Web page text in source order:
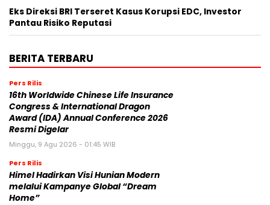
Eks Direksi BRI Terseret Kasus Korupsi EDC, Investor
Pantau Risiko Reputasi
BERITA TERBARU
Pers Rilis
16th Worldwide Chinese Life Insurance
Congress & International Dragon
Award (IDA) Annual Conference 2026
Resmi Digelar
Minggu, 9 Agu 2026 - 01:45 WIB
Pers Rilis
Himel Hadirkan Visi Hunian Modern
melalui Kampanye Global “Dream
Home”